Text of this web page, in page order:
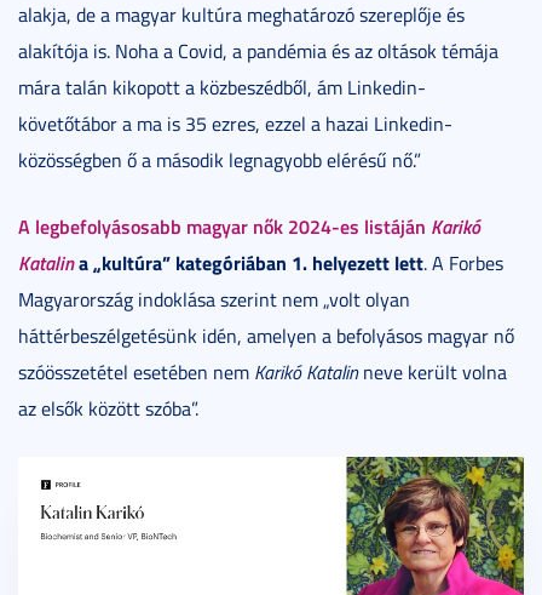
alakja, de a magyar kultúra meghatározó szereplője és
alakítója is. Noha a Covid, a pandémia és az oltások témája
mára talán kikopott a közbeszédből, ám Linkedin-
követőtábor a ma is 35 ezres, ezzel a hazai Linkedin-
közösségben ő a második legnagyobb elérésű nő.”
A legbefolyásosabb magyar nők 2024-es listáján Karikó
Katalina „kultúra” kategóriában 1. helyezett lett. A Forbes
Magyarország indoklása szerint nem „volt olyan
háttérbeszélgetésünk idén, amelyen a befolyásos magyar nő
szóösszetétel esetében nem Karikó Katalinneve került volna
az elsők között szóba”.